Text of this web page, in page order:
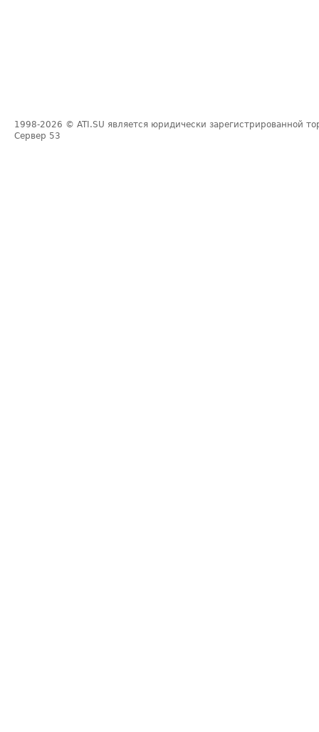
1998-2026 © ATI.SU является юридически зарегистрированной
Сервер 53